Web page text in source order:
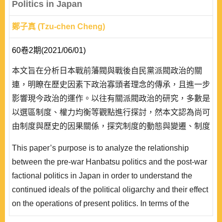
Politics in Japan
鄭子真 (Tzu-chen Cheng)
60卷2期(2021/06/01)
本文旨在分析日本戰前藩閥與戰後自民黨派閥政治的關
連，明瞭在歷史因素下政治寡頭者理念的傳承，且進一步
影響現今政治的運作。以往有關派閥政治的研究，多數是
以選區制度、權力均衡等觀點進行探討，然本文認為尚可
由制度與歷史的因果關係，探究制度的動態與變遷、制度
之例，認為兩者之間藉由近代政黨政治運作連結而起，對
應政府體制轉變，成為民主政治理念的展現。本文發現近
代日本藩閥政治與自民黨派閥的連續性上，存在有保守與
改革派意識形態的對抗，藉由依賴路徑發展而來的..
This paper’s purpose is to analyze the relationship
between the pre-war Hanbatsu politics and the post-war
factional politics in Japan in order to understand the
continued ideals of the political oligarchy and their effect
on the operations of present politics. In terms of the
studies on factional politics in Japan, most scholars use